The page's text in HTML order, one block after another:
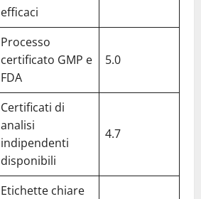
efficaci
Processo
certificato GMP e
FDA
5.0
Certificati di
analisi
indipendenti
disponibili
4.7
Etichette chiare